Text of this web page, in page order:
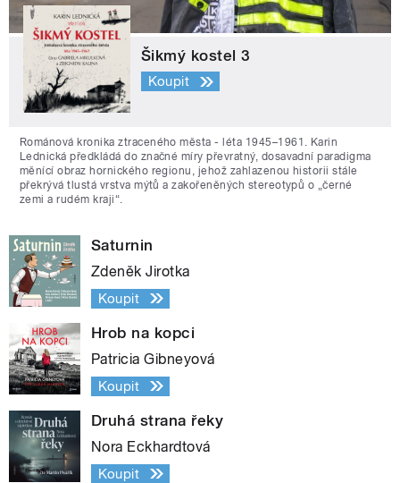
Šikmý kostel 3
Koupit
Románová kronika ztraceného města - léta 1945–1961. Karin
Lednická předkládá do značné míry převratný, dosavadní paradigma
měnící obraz hornického regionu, jehož zahlazenou historii stále
překrývá tlustá vrstva mýtů a zakořeněných stereotypů o „černé
zemi a rudém kraji“.
Saturnin
Zdeněk Jirotka
Koupit
Hrob na kopci
Patricia Gibneyová
Koupit
Druhá strana řeky
Nora Eckhardtová
Koupit